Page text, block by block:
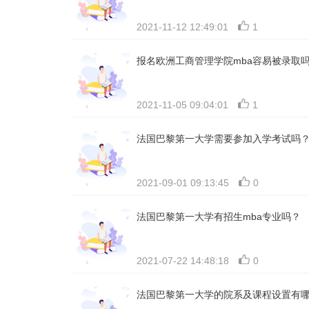
2021-11-12 12:49:01 1
报名欧洲工商管理学院mba容易被录取
2021-11-05 09:04:01 1
法国巴黎第一大学需要参加入学考试吗？
2021-09-01 09:13:45 0
法国巴黎第一大学有招生mba专业吗？
2021-07-22 14:48:18 0
法国巴黎第一大学的院系及课程设置有